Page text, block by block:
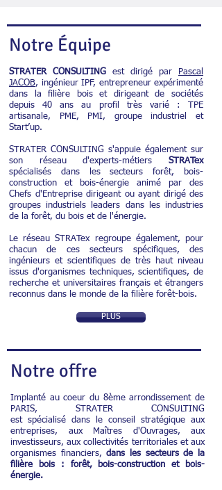
Notre Équipe
​STRATER CONSULTING est dirigé par
Pascal
JACOB, ingénieur IPF, entrepreneur expérimenté
dans la filière bois et dirigeant de sociétés
depuis 40 ans au profil très varié : TPE
artisanale, PME, PMI, groupe industriel et
Start’up.
STRATER CONSULTING s'appuie également sur
son réseau d'experts-métiers STRATex
spécialisés dans les secteurs forêt, bois-
construction et bois-énergie animé par des
Chefs d'Entreprise dirigeant ou ayant dirigé des
groupes industriels leaders dans les industries
de la forêt, du bois et de l'énergie.
Le réseau STRATex regroupe également, pour
chacun de ces secteurs spécifiques, des
ingénieurs et scientifiques de très haut niveau
issus d'organismes techniques, scientifiques, de
recherche et universitaires français et étrangers
reconnus dans le monde de la filière forêt-bois.
PLUS
Notre offre
Implanté au coeur du 8ème arrondissement de
PARIS, STRATER CONSULTING
est spécialisé dans le conseil stratégique aux
entreprises, aux Maîtres d'Ouvrages, aux
investisseurs, aux collectivités territoriales et aux
organismes financiers,dans les secteurs de la
filière bois : forêt, bois-construction et bois-
énergie.